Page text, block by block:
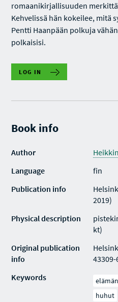
romaanikirjallisuuden
Kehvelissä hän kokeilee, mitä
Pentti Haanpään polkuja
polkaisisi.
LOG IN
Book info
Author
Language
fin
Publication info
2019)
Physical description
kt)
Original publication
info
43309-
Keywords
huhut